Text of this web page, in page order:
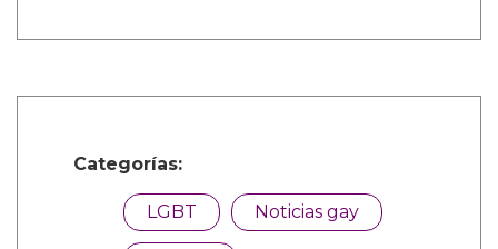
Categorías:
LGBT Noticias gay